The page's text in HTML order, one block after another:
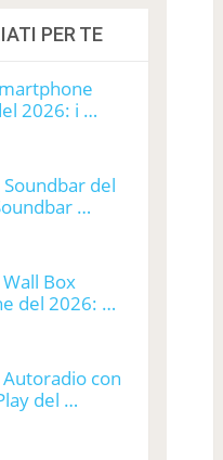
PER TE
2026: i …
del
…
Box
del 2026: …
con
del …